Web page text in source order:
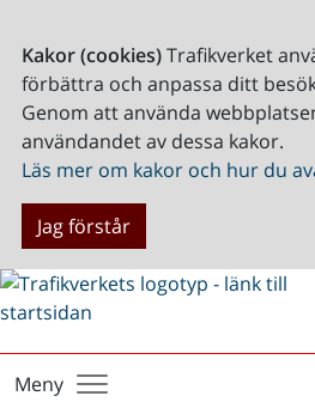
Kakor (cookies)Trafikverket
förbättra och anpassa ditt
Genom att använda
användandet av dessa kakor.
Läs mer om kakor och hur du
Jag förstår
Meny